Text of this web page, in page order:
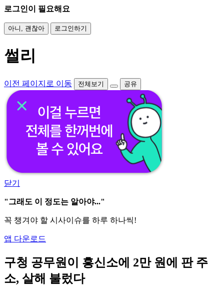
로그인이 필요해요
아니, 괜찮아 로그인하기
썰리
이전 페이지로 이동 전체보기 공유
닫기
"그래도 이 정도는 알아야..."
꼭 챙겨야 할 시사이슈를 하루 하나씩!
앱 다운로드
구청 공무원이 흥신소에 2만 원에 판 주
소, 살해 불렀다